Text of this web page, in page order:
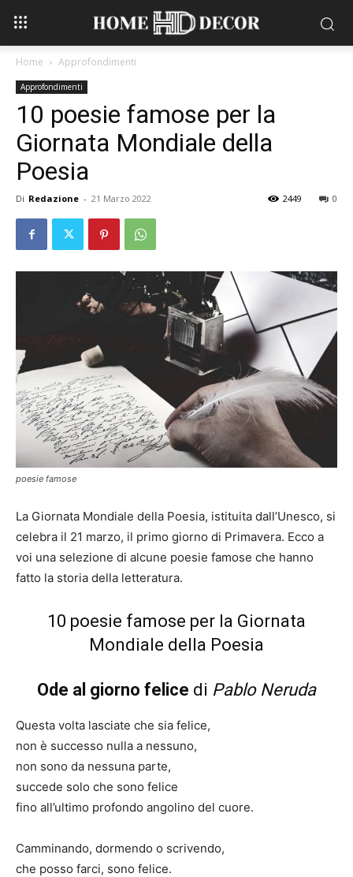
Home Approfondimenti
Approfondimenti
10 poesie famose per la
Giornata Mondiale della
Poesia
Di Redazione - 21 Marzo 2022 0
2449
poesie famose
La Giornata Mondiale della Poesia, istituita dall’Unesco, si
celebra il 21 marzo, il primo giorno di Primavera. Ecco a
voi una selezione di alcune poesie famose che hanno
fatto la storia della letteratura.
10 poesie famose per la Giornata
Mondiale della Poesia
Ode al giorno felice di Pablo Neruda
Questa volta lasciate che sia felice,
non è successo nulla a nessuno,
non sono da nessuna parte,
succede solo che sono felice
fino all’ultimo profondo angolino del cuore.
Camminando, dormendo o scrivendo,
che posso farci, sono felice.